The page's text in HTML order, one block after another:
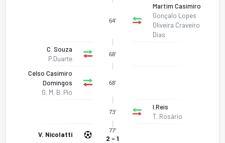
64'
Martim Casimiro
Gonçalo Lopes
Oliveira Craveiro
Dias
C. Souza
P.Duarte
68'
Celso Casimiro
Domingos
G. M. B. Pio
68'
73'
I.Reis
T. Rosário
V. Nicolatti
77'
2 - 1